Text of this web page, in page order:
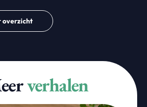
overzicht
verhalen